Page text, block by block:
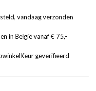
vandaag verzonden
in België vanaf € 75,-
geverifieerd